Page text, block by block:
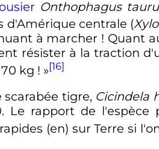
Onthophagus
d'Amérique centrale (
à marcher ! Quant
résister à la traction
kg ! »[16]
tigre, Cicindela
Le rapport de l'espèce
(en) sur Terre si